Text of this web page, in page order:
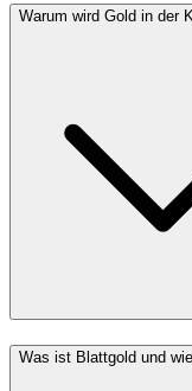
Warum wird Gold in der
Was ist Blattgold und